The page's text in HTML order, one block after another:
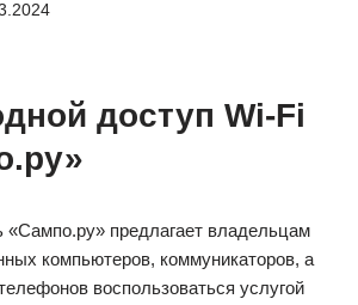
доступ Wi-Fi
«Сампо.ру» предлагает владельцам
компьютеров, коммуникаторов, а
воспользоваться услугой